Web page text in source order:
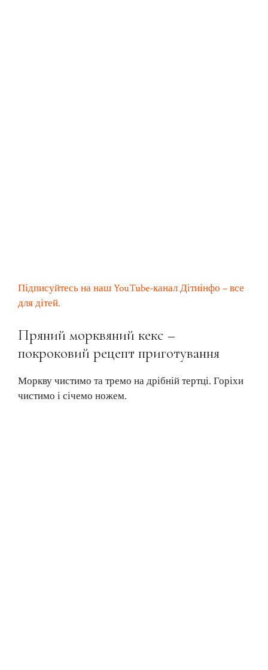
Підписуйтесь на наш YouTube-канал Дітиінфо – все
для дітей.
Пряний морквяний кекс –
покроковий рецепт приготування
Моркву чистимо та тремо на дрібній тертці. Горіхи
чистимо і січемо ножем.